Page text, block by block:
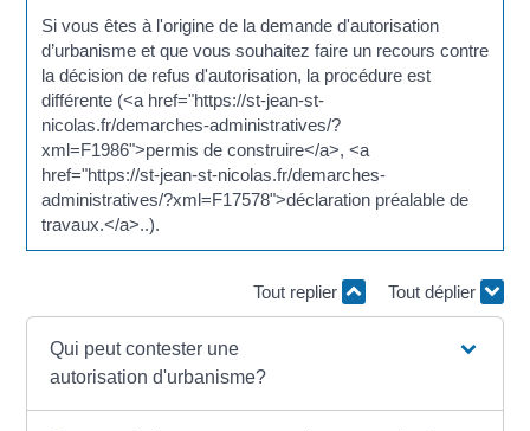
Si vous êtes à l'origine de la demande d'autorisation
d’urbanisme et que vous souhaitez faire un recours contre
la décision de refus d'autorisation, la procédure est
différente (<a href="https://st-jean-st-
nicolas.fr/demarches-administratives/?
xml=F1986">permis de construire</a>, <a
href="https://st-jean-st-nicolas.fr/demarches-
administratives/?xml=F17578">déclaration préalable de
travaux.</a>..).
Tout replier Tout déplier
Qui peut contester une
autorisation d'urbanisme?